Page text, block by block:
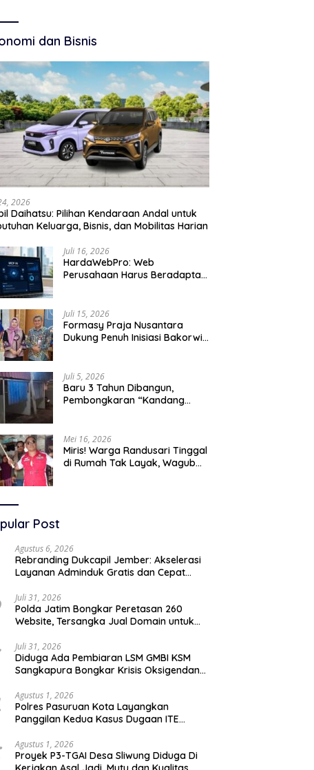
dan Bisnis
2026
Daihatsu: Pilihan Kendaraan Andal untuk
Keluarga, Bisnis, dan Mobilitas Harian
Juli 16, 2026
HardaWebPro: Web
Perusahaan Harus Beradaptasi
Operasional
Juli 15, 2026
Formasy Praja Nusantara
Dukung Penuh Inisiasi Bakorwil
Juli 5, 2026
Baru 3 Tahun Dibangun,
Pembongkaran “Kandang
Mei 16, 2026
Miris! Warga Randusari Tinggal
di Rumah Tak Layak, Wagub
Post
Agustus 6, 2026
Rebranding Dukcapil Jember: Akselerasi
Layanan Adminduk Gratis dan Cepat
Juli 31, 2026
Polda Jatim Bongkar Peretasan 260
Website, Tersangka Jual Domain untuk
Juli 31, 2026
Diduga Ada Pembiaran LSM GMBI KSM
Sangkapura Bongkar Krisis Oksigendan
Agustus 1, 2026
Polres Pasuruan Kota Layangkan
Panggilan Kedua Kasus Dugaan ITE
Agustus 1, 2026
Proyek P3-TGAI Desa Sliwung Diduga Di